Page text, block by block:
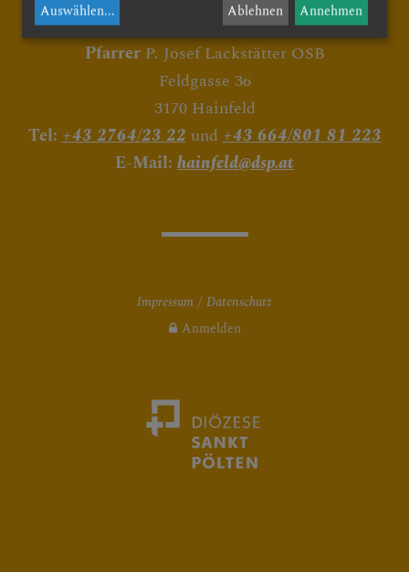
FOTOGALERIE
GRUPPEN & RUNDEN
Röm. Kath. Pfarre Hainfeld
Pfarrer P. Josef Lackstätter OSB
Feldgasse 36
3170 Hainfeld
Tel: +43 2764/23 22und+43 664/801 81 223
E-Mail: hainfeld@dsp.at
Impressum
Datenschutz
Anmelden
Auswählen... Ablehnen Annehmen